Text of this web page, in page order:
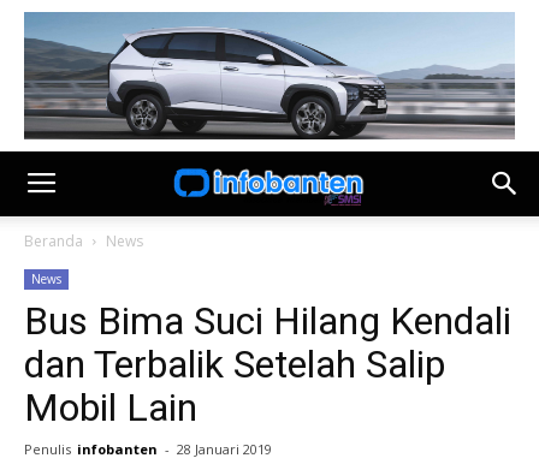
Beranda News
News
Bus Bima Suci Hilang Kendali
dan Terbalik Setelah Salip
Mobil Lain
Penulis infobanten - 28 Januari 2019